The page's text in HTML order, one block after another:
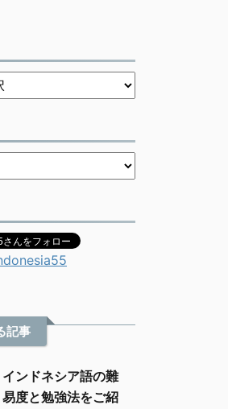
記事
インドネシア語の難
易度と勉強法をご紹